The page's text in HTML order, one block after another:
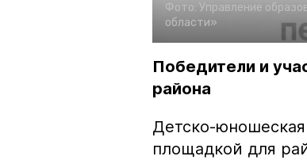
Фото: Управление
области»
Победители и
района
Детско-юношеская
площадкой для